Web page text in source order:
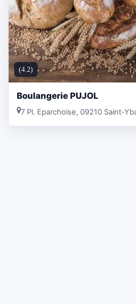
(4.2)
Boulangerie PUJOL
7 Pl. Eparchoise, 09210 Saint-